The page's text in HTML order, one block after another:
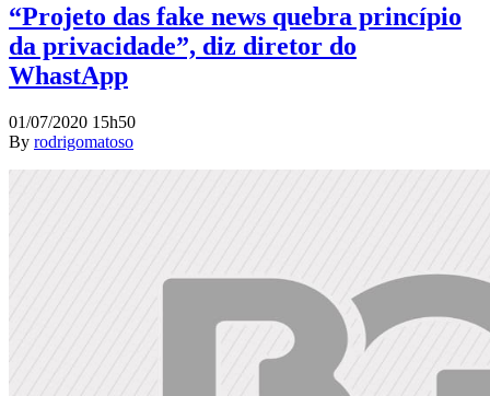
“Projeto das fake news quebra princípio
da privacidade”, diz diretor do
WhastApp
01/07/2020 15h50
By rodrigomatoso